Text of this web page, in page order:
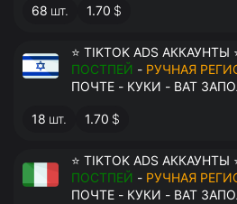
68 шт. 1.70 $
⭐ TIKTOK ADS
ПОСТПЕЙ - РУЧНАЯ
ПОЧТЕ - КУКИ - ВАТ
18 шт. 1.70 $
⭐ TIKTOK ADS
ПОСТПЕЙ - РУЧНАЯ
ПОЧТЕ - КУКИ - ВАТ